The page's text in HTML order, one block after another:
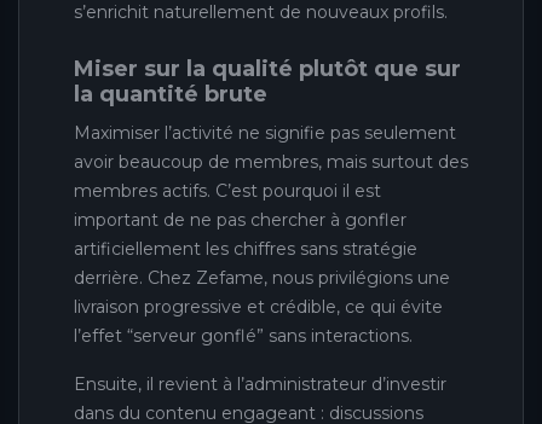
s’enrichit naturellement de nouveaux profils.
Miser sur la qualité plutôt que sur
la quantité brute
Maximiser l’activité ne signifie pas seulement
avoir beaucoup de membres, mais surtout des
membres actifs. C’est pourquoi il est
important de ne pas chercher à gonfler
artificiellement les chiffres sans stratégie
derrière. Chez Zefame, nous privilégions une
livraison progressive et crédible, ce qui évite
l’effet “serveur gonflé” sans interactions.
Ensuite, il revient à l’administrateur d’investir
dans du contenu engageant : discussions